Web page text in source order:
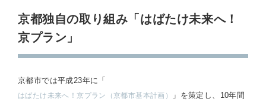
京都独自の取り組み「はばたけ未来へ！
京プラン」
京都市では平成23年に「
はばたけ未来へ！京プラン（京都市基本計画）
」を策定し、10年間